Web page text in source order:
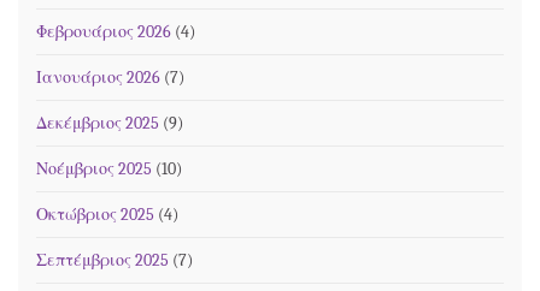
Φεβρουάριος 2026 (4)
Ιανουάριος 2026 (7)
Δεκέμβριος 2025 (9)
Νοέμβριος 2025 (10)
Οκτώβριος 2025 (4)
Σεπτέμβριος 2025 (7)